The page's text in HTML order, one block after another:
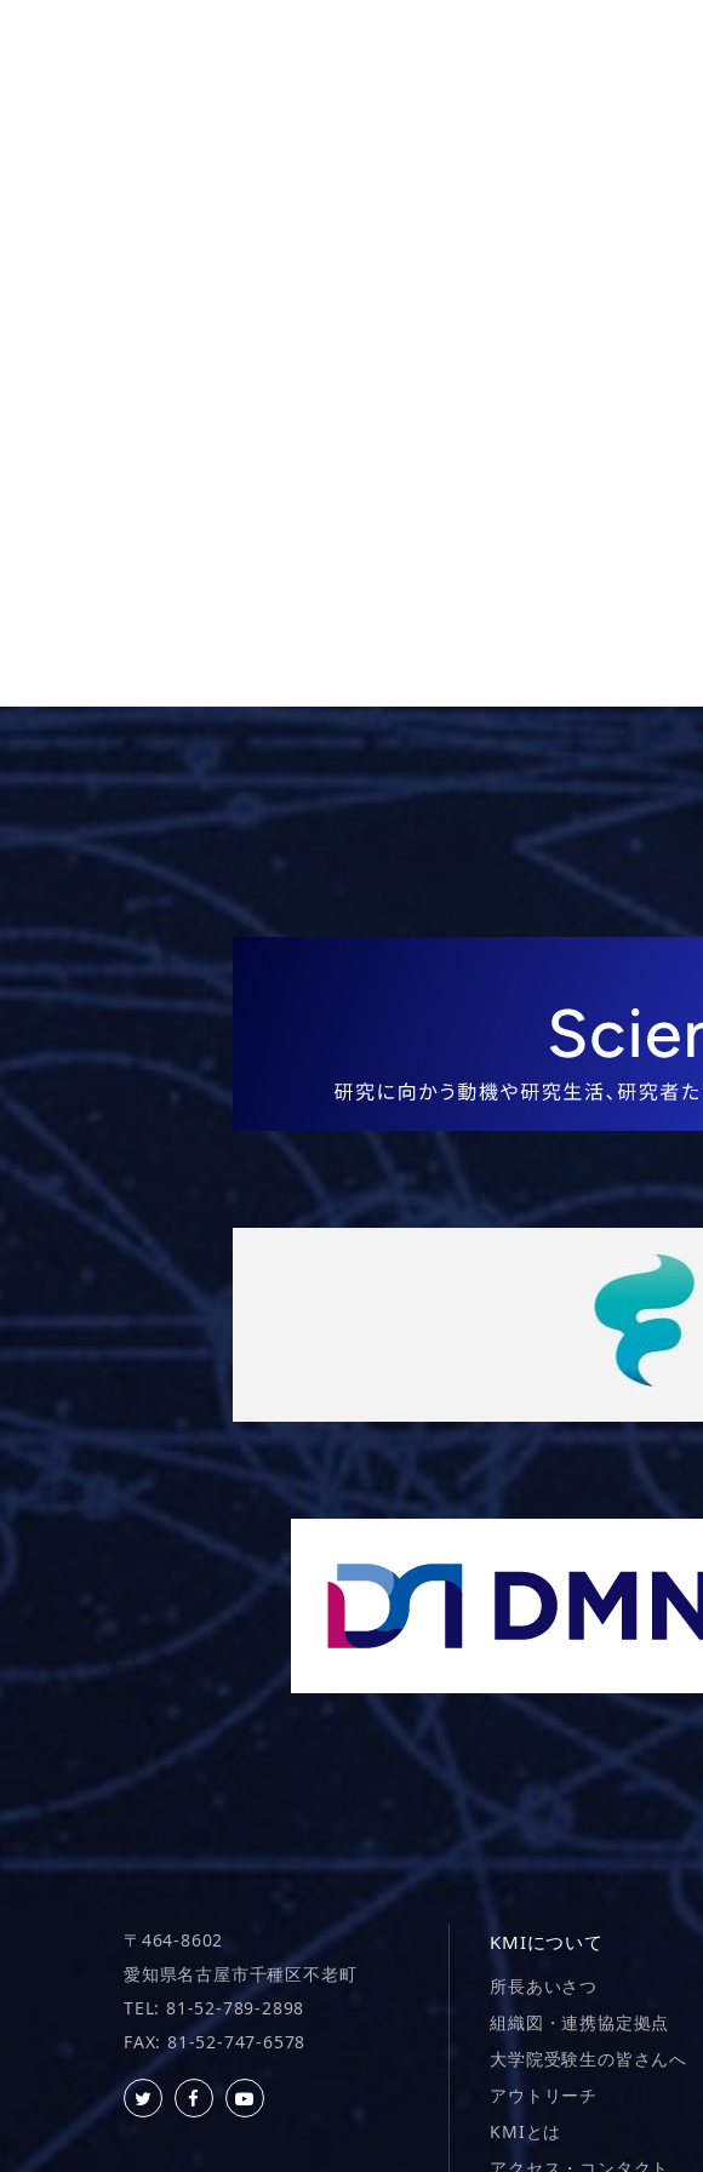
〒464-8602
愛知県名古屋市千種区不老町
TEL: 81-52-789-2898
FAX: 81-52-747-6578
KMIについて
所長あいさつ
組織図・連携協定拠点
大学院受験生の皆さんへ
アウトリーチ
KMIとは